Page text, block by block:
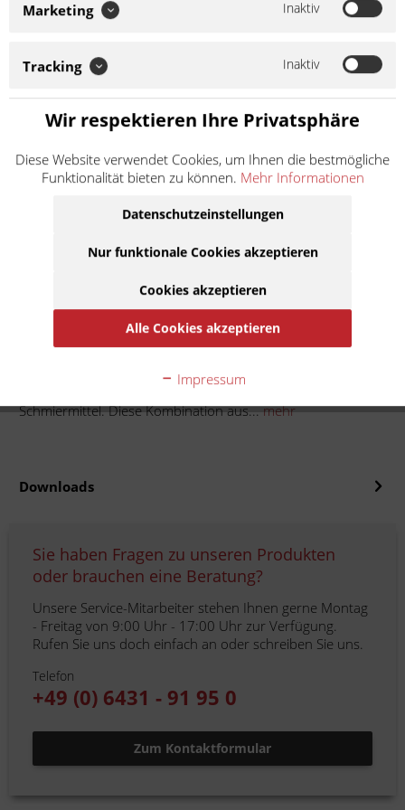
EUH210:Sicherheitsdatenblatt auf Anfrage erhältlich.
H315:
langfristiger Wirkung.
Kann für Wasserorganismen
Inhalt:1 Liter
inkl. MwSt.zzgl. Versandkosten
Lieferzeit ca. 1 Werktag
In denWarenkorb
Auf die Merkliste
ATV Farmer ATV Farmer Oil 15W-40 ist ein modernes
Schmiermittel. Diese Kombination aus...mehr
Downloads
Sie haben Fragen zu unseren Produkten
oder brauchen eine Beratung?
Unsere Service-Mitarbeiter stehen Ihnen gerne Montag
- Freitag von 9:00 Uhr - 17:00 Uhr zur Verfügung.
Rufen Sie uns doch einfach an oder schreiben Sie uns.
Telefon
+49 (0) 6431 - 91 95 0
Zum Kontaktformular
Marketing Inaktiv
Tracking Inaktiv
Wir respektieren Ihre Privatsphäre
Diese Website verwendet Cookies, um Ihnen die bestmögliche
Funktionalität bieten zu können. Mehr Informationen
Datenschutzeinstellungen
Nur funktionale Cookies akzeptieren
Cookies akzeptieren
Alle Cookies akzeptieren
Impressum